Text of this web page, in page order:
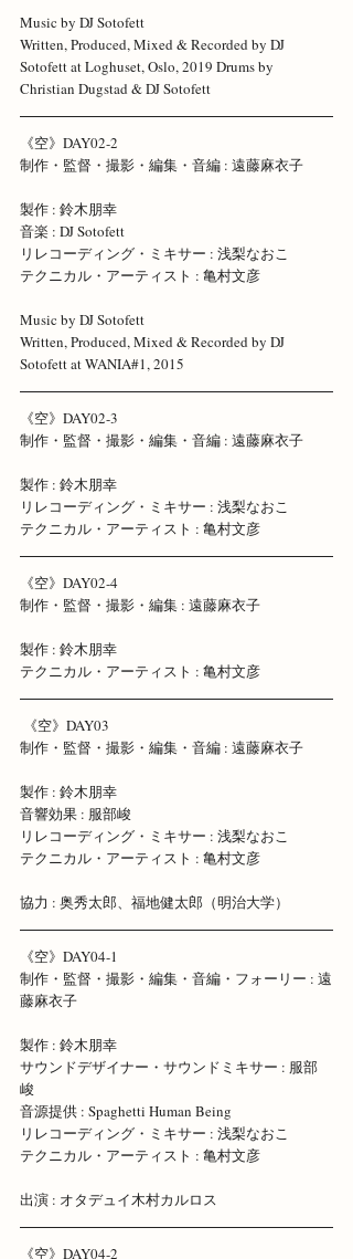
Music by DJ Sotofett
Written, Produced, Mixed & Recorded by DJ
Sotofett at Loghuset, Oslo, 2019 Drums by
Christian Dugstad & DJ Sotofett
《空》DAY02-2
制作・監督・撮影・編集・音編 : 遠藤麻衣子
製作 : 鈴木朋幸
音楽 : DJ Sotofett
リレコーディング・ミキサー : 浅梨なおこ
テクニカル・アーティスト : 亀村文彦
Music by DJ Sotofett
Written, Produced, Mixed & Recorded by DJ
Sotofett at WANIA#1, 2015
《空》DAY02-3
制作・監督・撮影・編集・音編 : 遠藤麻衣子
製作 : 鈴木朋幸
リレコーディング・ミキサー : 浅梨なおこ
テクニカル・アーティスト : 亀村文彦
《空》DAY02-4
制作・監督・撮影・編集 : 遠藤麻衣子
製作 : 鈴木朋幸
テクニカル・アーティスト : 亀村文彦
《空》DAY03
制作・監督・撮影・編集・音編 : 遠藤麻衣子
製作 : 鈴木朋幸
音響効果 : 服部峻
リレコーディング・ミキサー : 浅梨なおこ
テクニカル・アーティスト : 亀村文彦
協力 : 奥秀太郎、福地健太郎（明治大学）
《空》DAY04-1
制作・監督・撮影・編集・音編・フォーリー : 遠
藤麻衣子
製作 : 鈴木朋幸
サウンドデザイナー・サウンドミキサー : 服部
峻
音源提供 : Spaghetti Human Being
リレコーディング・ミキサー : 浅梨なおこ
テクニカル・アーティスト : 亀村文彦
出演 : オタデュイ木村カルロス
《空》DAY04-2